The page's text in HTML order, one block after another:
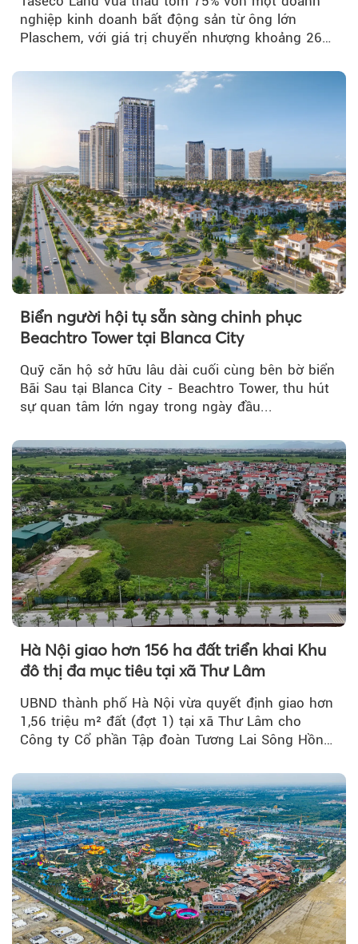
nghiệp kinh doanh bất động sản từ ông lớn
Plaschem, với giá trị chuyển nhượng khoảng 262
Biển người hội tụ sẵn sàng chinh phục
Beachtro Tower tại Blanca City
Quỹ căn hộ sở hữu lâu dài cuối cùng bên bờ biển
Bãi Sau tại Blanca City - Beachtro Tower, thu hút
sự quan tâm lớn ngay trong ngày đầu...
Hà Nội giao hơn 156 ha đất triển khai Khu
đô thị đa mục tiêu tại xã Thư Lâm
UBND thành phố Hà Nội vừa quyết định giao hơn
1,56 triệu m² đất (đợt 1) tại xã Thư Lâm cho
Công ty Cổ phần Tập đoàn Tương Lai Sông Hồng